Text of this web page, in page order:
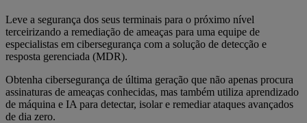
Leve a segurança dos seus terminais para o próximo nível
terceirizando a remediação de ameaças para uma equipe de
especialistas em cibersegurança com a solução de detecção e
resposta gerenciada (MDR).
Obtenha cibersegurança de última geração que não apenas procura
assinaturas de ameaças conhecidas, mas também utiliza aprendizado
de máquina e IA para detectar, isolar e remediar ataques avançados
de dia zero.